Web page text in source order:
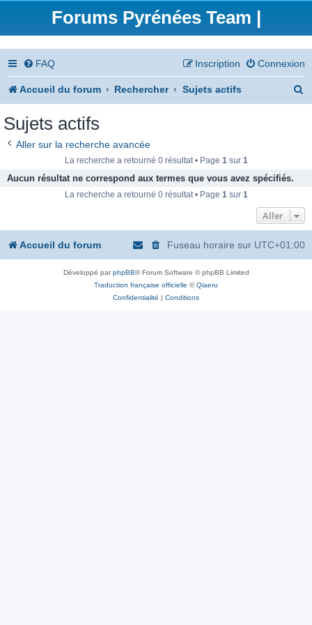
Forums Pyrénées Team |
FAQ Connexion
Inscription
Accueil du forum Rechercher Sujets actifs
e
Sujets actifs
Aller sur la recherche avancée
La recherche a retourné 0 résultat • Page 1sur 1
Aucun résultat ne correspond aux termes que vous avez spécifiés.
La recherche a retourné 0 résultat • Page 1sur 1
Aller
Accueil du forum Fuseau horaire sur UTC+01:00
Développé parphpBB® Forum Software © phpBB Limited
Traduction française officielle ©Qiaeru
Confidentialité | Conditions